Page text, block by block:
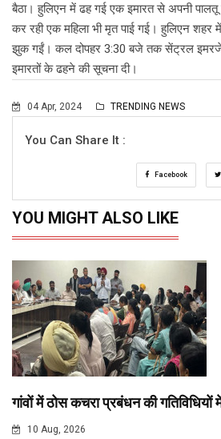
बैठा। हुलिएन में ढह गई एक इमारत से अपनी पालतू
कर रही एक महिला भी मृत पाई गई। हुलिएन शहर
झुक गईं। कल दोपहर 3:30 बजे तक सेंट्रल
इमारतों के ढहने की सूचना दी।
04 Apr, 2024 TRENDING NEWS
You Can Share It :
Facebook
YOU MIGHT ALSO LIKE
गांवों में ठोस कचरा प्रबंधन की गतिविधियों
10 Aug, 2026